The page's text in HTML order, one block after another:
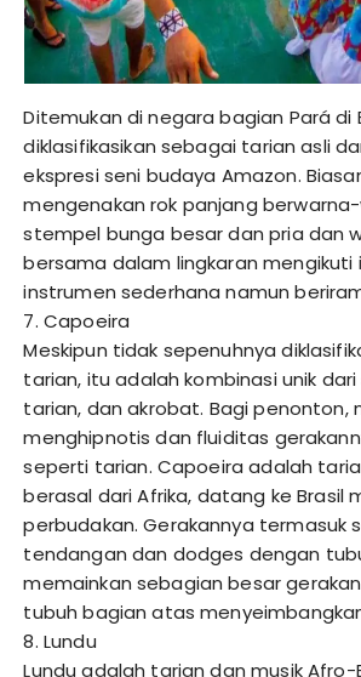
Ditemukan di negara bagian Pará di
diklasifikasikan sebagai tarian asli
ekspresi seni budaya Amazon.
mengenakan rok panjang
stempel bunga besar dan pria dan
bersama dalam lingkaran
instrumen sederhana namun
7. Capoeira
Meskipun tidak sepenuhnya
tarian, itu adalah kombinasi unik dari
tarian, dan akrobat. Bagi penonton,
menghipnotis dan fluiditas
seperti tarian. Capoeira adalah
berasal dari Afrika, datang ke Brasil
perbudakan. Gerakannya termasuk
tendangan dan dodges dengan
memainkan sebagian besar
tubuh bagian atas
8. Lundu
Lundu adalah tarian dan musik Afro-